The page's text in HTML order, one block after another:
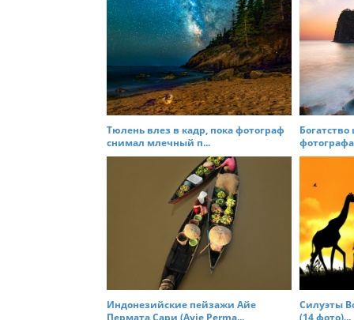
n
a
v
g
a
tТюлень влез в кадр, пока фотограф
снимал млечный п...
Индонезийские пейзажи Айе
Силуэты